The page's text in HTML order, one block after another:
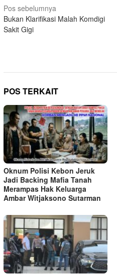
Navigasi
pos
Pos sebelumnya
Bukan Klarifikasi Malah Komdigi
Sakit Gigi
POS TERKAIT
Oknum Polisi Kebon Jeruk
Jadi Backing Mafia Tanah
Merampas Hak Keluarga
Ambar Witjaksono Sutarman